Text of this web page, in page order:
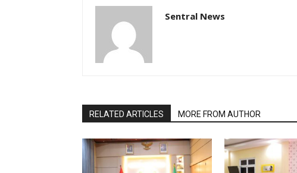
Sentral News
RELATED ARTICLES MORE FROM AUTHOR